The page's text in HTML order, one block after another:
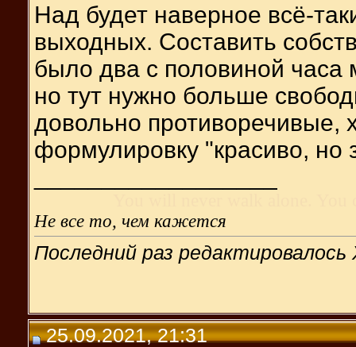
Над будет наверное всё-
выходных. Составить
было два с половиной
но тут нужно больше
довольно противоречивые,
формулировку "красиво, но
Не все то, чем кажется
Последний раз
25.09.2021, 21:31